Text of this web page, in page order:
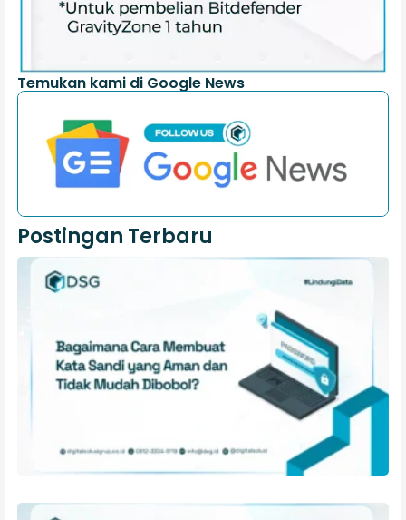
Temukan kami di Google News
Postingan Terbaru